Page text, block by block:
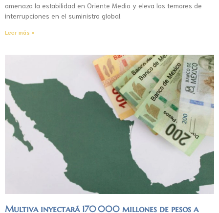
amenaza la estabilidad en Oriente Medio y eleva los temores de
interrupciones en el suministro global.
Leer más »
Multiva inyectará 170 000 millones de pesos a